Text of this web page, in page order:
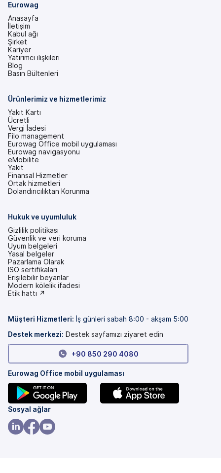
Eurowag
Anasayfa
İletişim
Kabul ağı
Şirket
Kariyer
Yatırımcı ilişkileri
(yeni
bir
Blog
Basın Bültenleri
Ürünlerimiz ve hizmetlerimiz
Yakıt Kartı
Ücretli
Vergi İadesi
Filo management
Eurowag Office mobil uygulaması
Eurowag navigasyonu
eMobilite
Yakıt
Finansal Hizmetler
Ortak hizmetleri
Dolandırıcılıktan Korunma
Hukuk ve uyumluluk
Gizlilik politikası
Güvenlik ve veri koruma
Uyum belgeleri
Yasal belgeler
Pazarlama Olarak
ISO sertifikaları
Erişilebilir beyanlar
(yeni
bir
Modern kölelik ifadesi
(yeni
Etik hattı ↗
Müşteri Hizmetleri: İş günleri sabah 8:00 - akşam 5:00
Destek merkezi: Destek sayfamızı ziyaret edin
+90 850 290 4080
Eurowag Office mobil uygulaması
(yeni
bir
sekmede)
Sosyal ağlar